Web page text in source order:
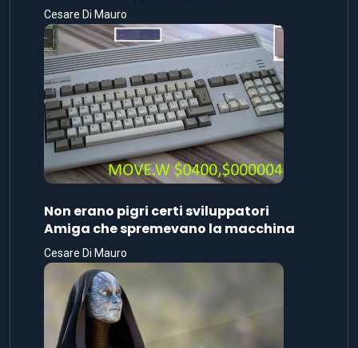
Cesare Di Mauro
Non erano pigri certi sviluppatori
Amiga che spremevano la macchina
Cesare Di Mauro